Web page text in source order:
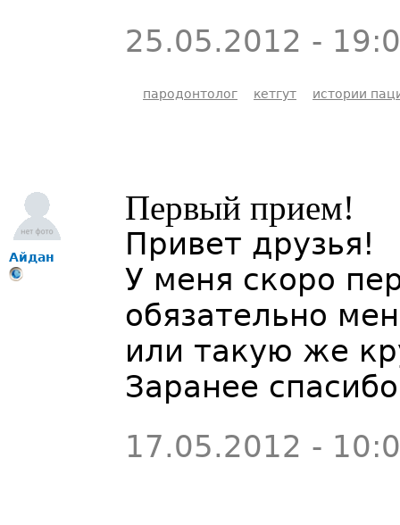
25.05.2012 -
пародонтолог кетгут истории
Айдан
Первый прием!
Привет друзья!
У меня скоро
обязательно
или такую же
Заранее
17.05.2012 -